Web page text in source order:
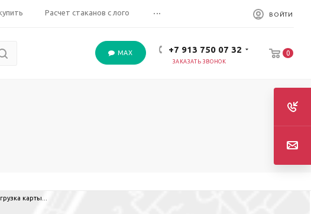
Расчет стаканов с лого ... ВОЙТИ
MAX +7 913 750 07 32
ЗАКАЗАТЬ ЗВОНОК
0
карты...